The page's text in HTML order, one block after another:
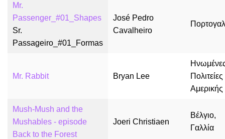
Mr.
Passenger_#01_Shapes
Sr.
Passageiro_#01_Formas
José Pedro
Cavalheiro
Mr. Rabbit Bryan Lee
Πολιτείες
Αμερικής
Mush-Mush and the
Mushables - episode
Back to the Forest
Joeri Christiaen
Βέλγιο,
Γαλλία